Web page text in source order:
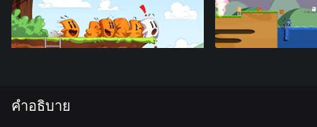
คำอธิบาย